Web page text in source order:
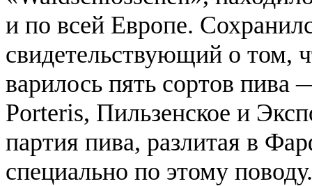
и по всей Европе.
свидетельствующий о том,
варилось пять сортов
Porteris, Пильзенское и
партия пива, разлитая в
специально по этому поводу.